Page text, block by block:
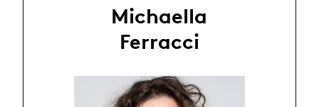
Michaella
Ferracci